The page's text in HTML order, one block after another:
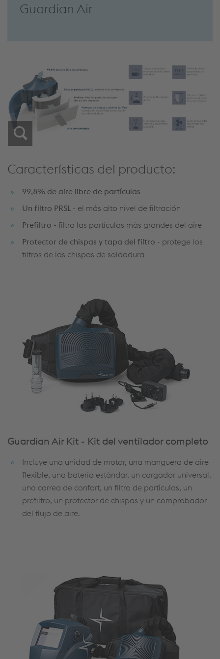
Guardian Air
Características del producto:
99,8% de aire libre de partículas
Un filtro PRSL - el más alto nivel de filtración
Prefiltro - filtra las partículas más grandes del aire
Protector de chispas y tapa del filtro - protege los
filtros de las chispas de soldadura
Guardian Air Kit - Kit del ventilador completo
Incluye una unidad de motor, una manguera de aire
flexible, una batería estándar, un cargador universal,
una correa de confort, un filtro de partículas, un
prefiltro, un protector de chispas y un comprobador
del flujo de aire.